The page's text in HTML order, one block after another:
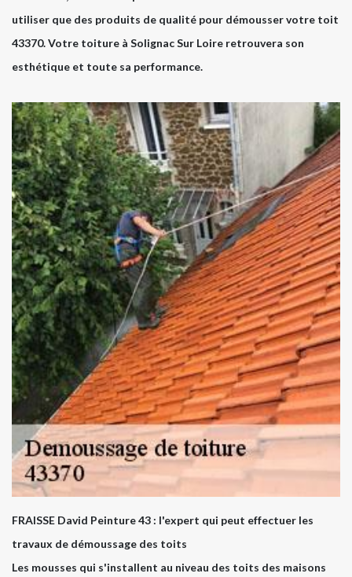
utiliser que des produits de qualité pour démousser votre toit
43370. Votre toiture à Solignac Sur Loire retrouvera son
esthétique et toute sa performance.
FRAISSE David Peinture 43 : l'expert qui peut effectuer les
travaux de démoussage des toits
Les mousses qui s'installent au niveau des toits des maisons